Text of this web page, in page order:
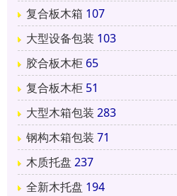
复合板木箱 107
大型设备包装 103
胶合板木柜 65
复合板木柜 51
大型木箱包装 283
钢构木箱包装 71
木质托盘 237
全新木托盘 194